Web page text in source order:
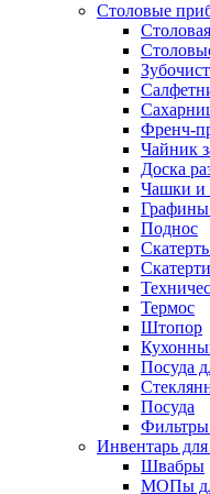
Столовые
Френч-
Чайник
Доска
Чашки и
Поднос
Термос
Штопор
Посуда
Посуда
Инвентарь
Швабры
МОПы